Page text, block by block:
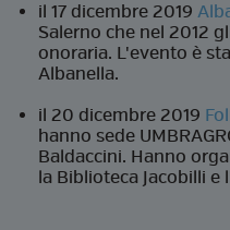
il 17 dicembre 2019
Salerno che nel 2012
onoraria. L'evento è
Albanella.
il 20 dicembre 2019
hanno sede
Baldaccini. Hanno
la Biblioteca Jacobilli e